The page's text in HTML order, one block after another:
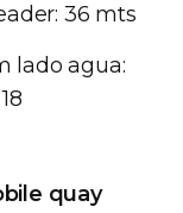
36 mts
lado agua:
quay